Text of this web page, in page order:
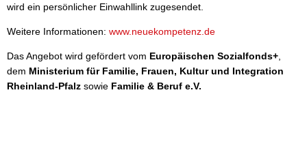
wird ein persönlicher Einwahllink zugesendet.
Weitere Informationen: www.neuekompetenz.de
Das Angebot wird gefördert vom Europäischen Sozialfonds+
dem Ministerium für Familie, Frauen, Kultur und Integration
Rheinland-Pfalz sowie Familie & Beruf e.V.